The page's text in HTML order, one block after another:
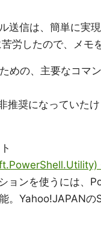
送信は、簡単に実
労したので、メモ
めの、主要なコマ
奨になっていたけ
ョンを使うには、
。Yahoo!JAPANの